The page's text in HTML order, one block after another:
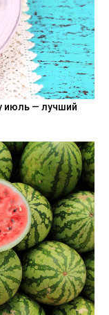
июль — лучший